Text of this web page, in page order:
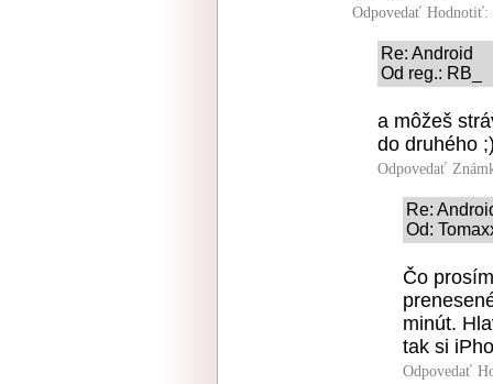
Odpovedať Hodnotiť:
Re: Android
Od reg.: RB_
a môžeš
do druhého
Odpovedať
Re:
Od:
Čo
minút.
tak si
Odpovedať